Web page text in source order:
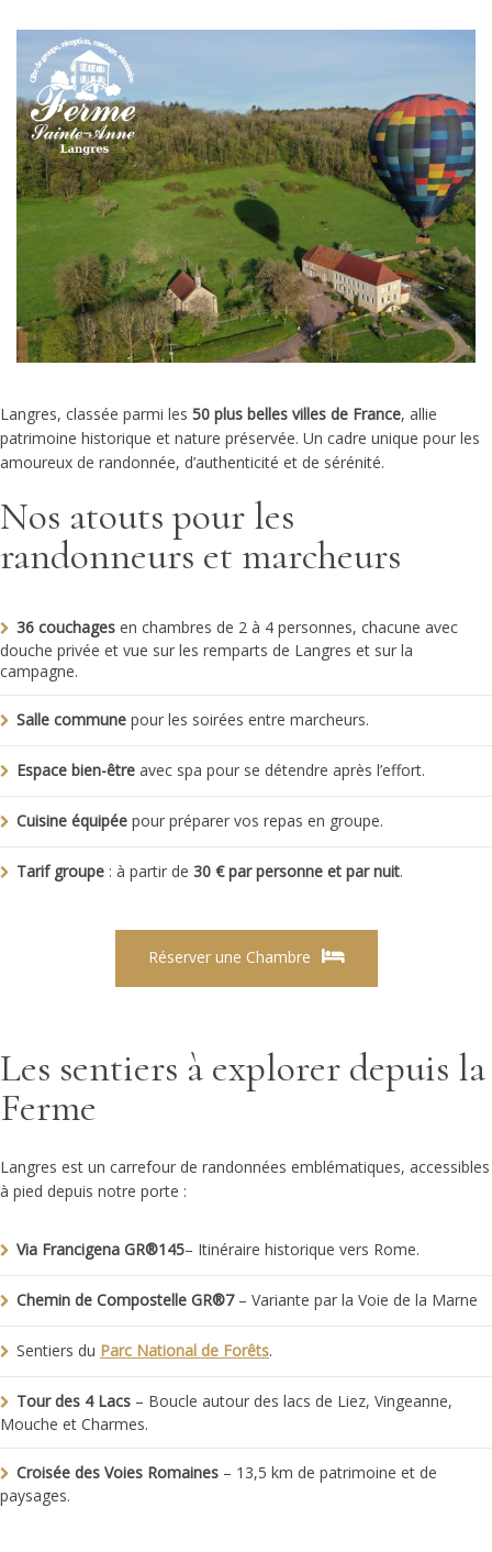
Langres, classée parmi les 50 plus belles villes de France, allie
patrimoine historique et nature préservée. Un cadre unique pour les
amoureux de randonnée, d’authenticité et de sérénité.
Nos atouts pour les
randonneurs et marcheurs
36 couchages en chambres de 2 à 4 personnes, chacune avec
douche privée et vue sur les remparts de Langres et sur la
campagne.
Salle commune pour les soirées entre marcheurs.
Espace bien-être avec spa pour se détendre après l’effort.
Cuisine équipée pour préparer vos repas en groupe.
Tarif groupe : à partir de 30 € par personne et par nuit.
Réserver une Chambre
Les sentiers à explorer depuis la
Ferme
Langres est un carrefour de randonnées emblématiques, accessibles
à pied depuis notre porte :
Via Francigena GR®145– Itinéraire historique vers Rome.
Chemin de Compostelle GR®7 – Variante par la Voie de la Marne
Sentiers du Parc National de Forêts.
Tour des 4 Lacs – Boucle autour des lacs de Liez, Vingeanne,
Mouche et Charmes.
Croisée des Voies Romaines – 13,5 km de patrimoine et de
paysages.